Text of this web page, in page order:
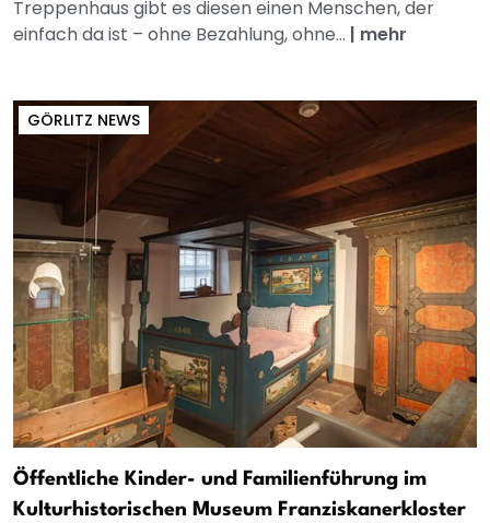
Treppenhaus gibt es diesen einen Menschen, der
einfach da ist – ohne Bezahlung, ohne... | mehr
GÖRLITZ NEWS
Öffentliche Kinder- und Familienführung im
Kulturhistorischen Museum Franziskanerkloster